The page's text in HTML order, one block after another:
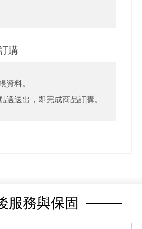
購
資料。
選送出，即完成商品訂購。
服務與保固